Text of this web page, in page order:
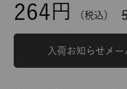
264 税込
入荷お知らせメー